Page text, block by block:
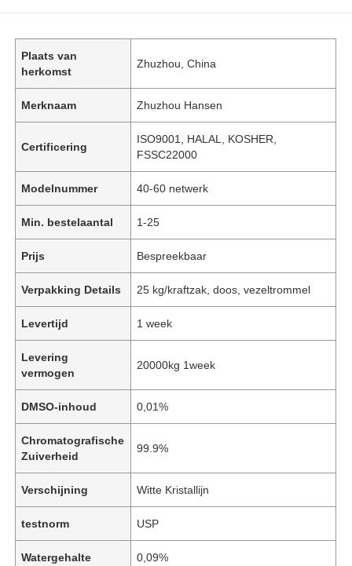
Plaats van
herkomst
Zhuzhou, China
Merknaam Zhuzhou Hansen
Certificering
ISO9001, HALAL, KOSHER,
FSSC22000
Modelnummer 40-60 netwerk
Min. bestelaantal 1-25
Prijs Bespreekbaar
Verpakking Details 25 kg/kraftzak, doos, vezeltrommel
Levertijd 1 week
Levering
vermogen
20000kg 1week
DMSO-inhoud 0,01%
Chromatografische
Zuiverheid
99.9%
Verschijning Witte Kristallijn
testnorm USP
Watergehalte 0,09%